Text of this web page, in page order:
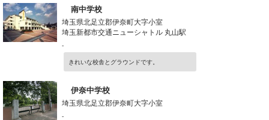
南中学校
埼玉県北足立郡伊奈町大字小室
埼玉新都市交通ニューシャトル 丸山駅
-
きれいな校舎とグラウンドです。
伊奈中学校
埼玉県北足立郡伊奈町大字小室
-